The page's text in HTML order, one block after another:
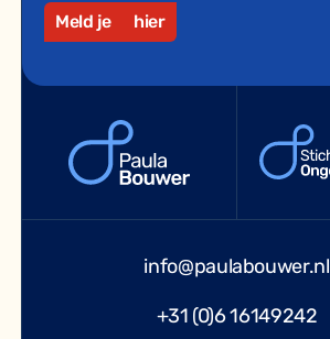
Meld je
hier
info@paulabouwer.nl
+31 (0)6 16149242